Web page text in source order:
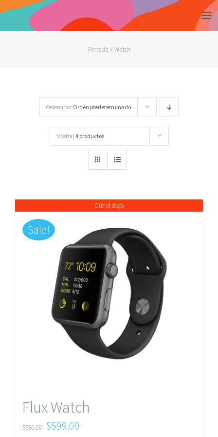
Saltar
Portada » Watch
Ordena por Orden predeterminado
Mostrar4 productos
Out of stock
Sale!
Flux Watch
$680.00 Original
$599.00